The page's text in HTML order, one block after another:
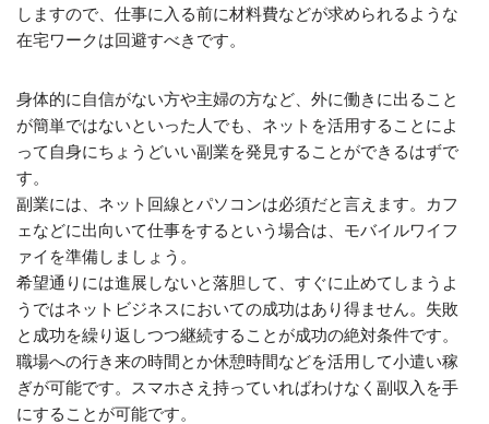
しますので、仕事に入る前に材料費などが求められるような
在宅ワークは回避すべきです。
身体的に自信がない方や主婦の方など、外に働きに出ること
が簡単ではないといった人でも、ネットを活用することによ
って自身にちょうどいい副業を発見することができるはずで
す。
副業には、ネット回線とパソコンは必須だと言えます。カフ
ェなどに出向いて仕事をするという場合は、モバイルワイフ
ァイを準備しましょう。
希望通りには進展しないと落胆して、すぐに止めてしまうよ
うではネットビジネスにおいての成功はあり得ません。失敗
と成功を繰り返しつつ継続することが成功の絶対条件です。
職場への行き来の時間とか休憩時間などを活用して小遣い稼
ぎが可能です。スマホさえ持っていればわけなく副収入を手
にすることが可能です。